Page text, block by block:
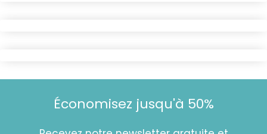
Économisez jusqu'à 50%